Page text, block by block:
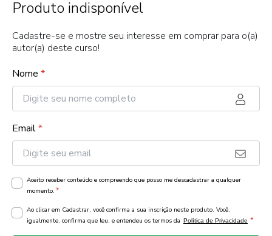
Produto indisponível
Cadastre-se e mostre seu interesse em comprar para o(a)
autor(a) deste curso!
Nome *
Email*
Aceito receber conteúdo e compreendo que posso me descadastrar a qualquer
momento. *
Ao clicar em Cadastrar, você confirma a sua inscrição neste produto. Você,
igualmente, confirma que leu, e entendeu os termos da Política de Privacidade *